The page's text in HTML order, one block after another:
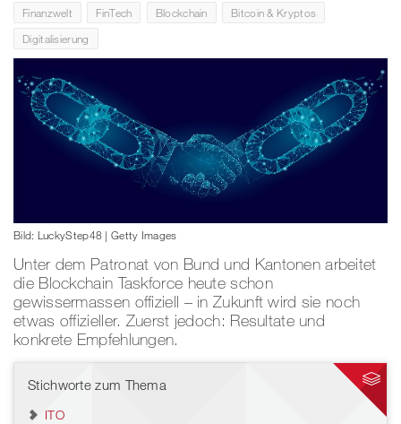
Finanzwelt
FinTech Blockchain
Bitcoin & Kryptos
Digitalisierung
Bild: LuckyStep48 | Getty Images
Unter dem Patronat von Bund und Kantonen arbeitet
die Blockchain Taskforce heute schon
gewissermassen offiziell – in Zukunft wird sie noch
etwas offizieller. Zuerst jedoch: Resultate und
konkrete Empfehlungen.
Stichworte zum Thema
ITO